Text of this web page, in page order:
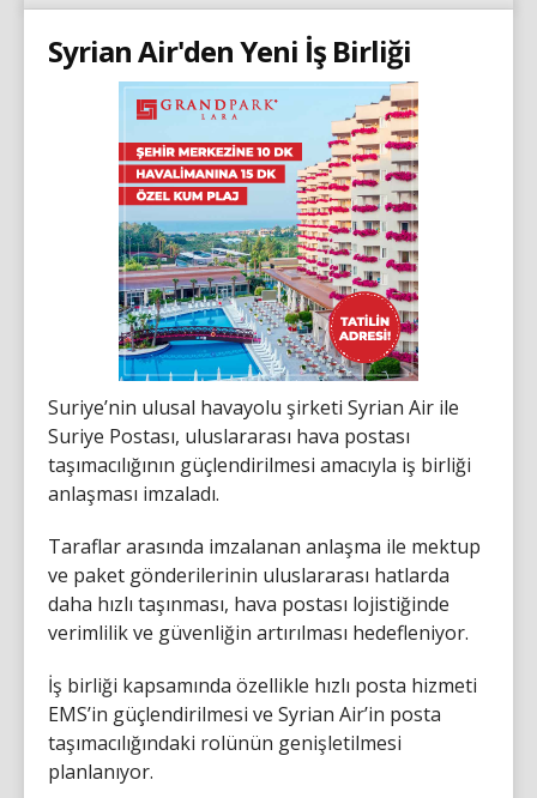
Syrian Air'den Yeni İş Birliği
Suriye’nin ulusal havayolu şirketi Syrian Air ile
Suriye Postası, uluslararası hava postası
taşımacılığının güçlendirilmesi amacıyla iş birliği
anlaşması imzaladı.
Taraflar arasında imzalanan anlaşma ile mektup
ve paket gönderilerinin uluslararası hatlarda
daha hızlı taşınması, hava postası lojistiğinde
verimlilik ve güvenliğin artırılması hedefleniyor.
İş birliği kapsamında özellikle hızlı posta hizmeti
EMS’in güçlendirilmesi ve Syrian Air’in posta
taşımacılığındaki rolünün genişletilmesi
planlanıyor.